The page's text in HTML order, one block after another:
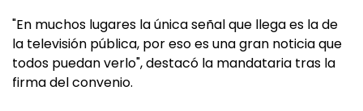
"En muchos lugares la única señal que llega es la de
la televisión pública, por eso es una gran noticia que
todos puedan verlo", destacó la mandataria tras la
firma del convenio.